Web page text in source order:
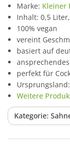
Marke: Kleiner
Inhalt: 0,5
100% vegan
vereint
basiert auf
perfekt für
Weitere
Kategorie: